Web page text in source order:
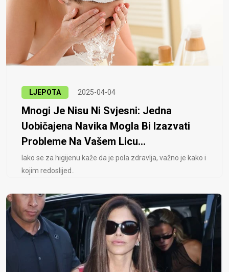
LJEPOTA 2025-04-04
Mnogi Je Nisu Ni Svjesni: Jedna
Uobičajena Navika Mogla Bi Izazvati
Probleme Na Vašem Licu...
Iako se za higijenu kaže da je pola zdravlja, važno je kako i
kojim redoslijed..